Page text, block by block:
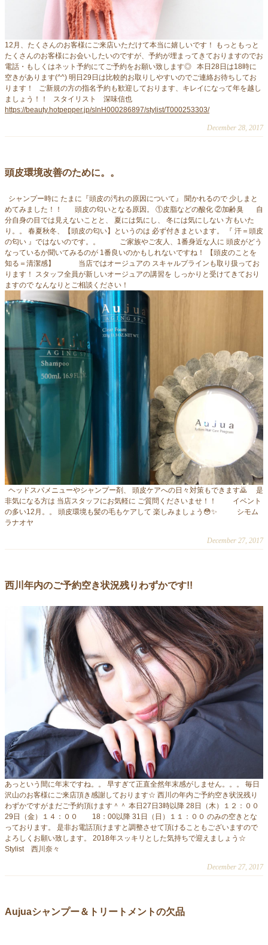
12月、たくさんのお客様にご来店いただけて本当に嬉しいです！ もっともっと
たくさんのお客様にお会いしたいのですが、予約が埋まってきておりますのでお
電話・もしくはネット予約にてご予約をお願い致します◎ 本日28日は18時に
空きがあります(^^) 明日29日は比較的お取りしやすいのでご連絡お待ちしてお
ります！ ご新規の方の指名予約も歓迎しております、キレイになって年を越し
ましょう！！ スタイリスト 深味信也
https://beauty.hotpepper.jp/slnH000286897/stylist/T000253303/
December 28, 2017
頭皮環境改善のために。。
シャンプー時に たまに『頭皮の汚れの原因について』 聞かれるので 少しまと
めてみました！！ 頭皮の匂いとなる原因。 ①皮脂などの酸化 ②加齢臭 自
分自身の目では見えないことと、 夏には気にし、 冬には気にしない 方もいた
り。。 春夏秋冬、【頭皮の匂い】というのは 必ず付きまといます。 『 汗＝頭皮
の匂い 』ではないのです。。 ご家族やご友人、1番身近な人に 頭皮がどう
なっているか聞いてみるのが 1番良いのかもしれないですね！ 【頭皮のことを
知る＝清潔感】 当店ではオージュアの スキャルプラインも取り扱ってお
ります！ スタッフ全員が新しいオージュアの講習を しっかりと受けてきており
ますので なんなりとご相談ください！
ヘッドスパメニューやシャンプー剤、 頭皮ケアへの日々対策もできます🙇 是
非気になる方は 当店スタッフにお気軽に ご質問くださいませ！！ イベント
の多い12月。。 頭皮環境も髪の毛もケアして 楽しみましょう😳✨ シモム
ラナオヤ
December 27, 2017
西川年内のご予約空き状況残りわずかです!!
あっという間に年末ですね。。 早すぎて正直全然年末感がしません。。。 毎日
沢山のお客様にご来店頂き感謝しております☆ 西川の年内ご予約空き状況残り
わずかですがまだご予約頂けます＾＾ 本日27日3時以降 28日（木）１２：００
29日（金）１４：００ 18：00以降 31日（日）１１：００ のみの空きとな
っております。 是非お電話頂けますと調整させて頂けることもございますので
よろしくお願い致します。 2018年スッキリとした気持ちで迎えましょう☆
Stylist 西川奈々
December 27, 2017
Aujuaシャンプー＆トリートメントの欠品